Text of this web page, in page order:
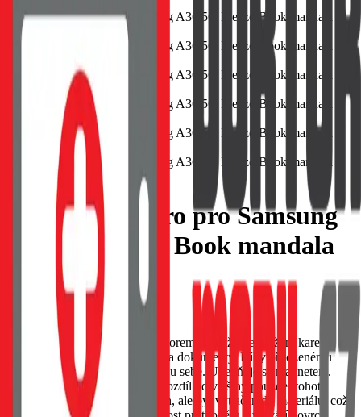
Flipové pouzdro pro Samsung
A36 5G Mezzo Book mandala
magenta
5903396355271
Pouzdro MEZZO s reliéfním vzorem. Umožňuje uložení karet a
bankovek; má speciální kapsy na dokumenty. Díky přiloženému
řemínku jej můžete mít neustále u sebe. Upevňuje se magnetem.
Vzor na pouzdru MEZZO, na rozdíl od většiny pouzder tohoto
typu, nebyl malován ani vytištěn, ale byl vytlačen do materiálu, což